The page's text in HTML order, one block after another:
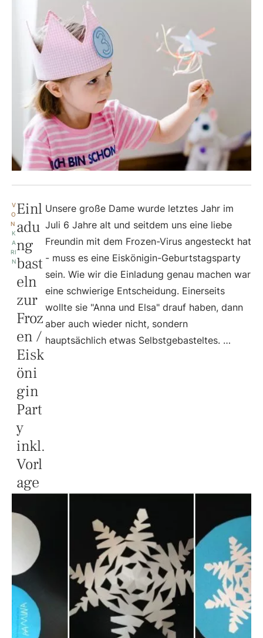
V
O
N
K
A
RI
N
Einl
adu
ng
bast
eln
zur
Froz
en /
Eisk
öni
gin
Part
y
inkl.
Vorl
age
Unsere große Dame wurde letztes Jahr im
Juli 6 Jahre alt und seitdem uns eine liebe
Freundin mit dem Frozen-Virus angesteckt hat
- muss es eine Eiskönigin-Geburtstagsparty
sein. Wie wir die Einladung genau machen war
eine schwierige Entscheidung. Einerseits
wollte sie "Anna und Elsa" drauf haben, dann
aber auch wieder nicht, sondern
hauptsächlich etwas Selbstgebasteltes. …